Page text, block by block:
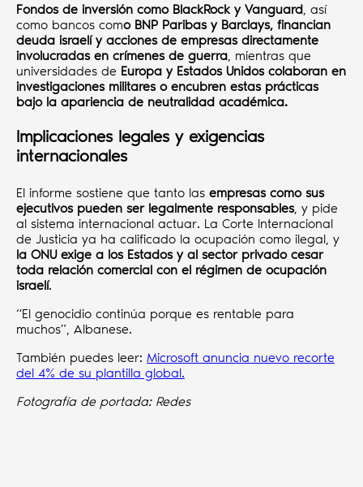
Fondos de inversión como BlackRock y Vanguard, así
como bancos como BNP Paribas y Barclays, financian
deuda israelí y acciones de empresas directamente
involucradas en crímenes de guerra, mientras que
universidades de Europa y Estados Unidos colaboran en
investigaciones militares o encubren estas prácticas
bajo la apariencia de neutralidad académica.
Implicaciones legales y exigencias
internacionales
El informe sostiene que tanto las empresas como sus
ejecutivos pueden ser legalmente responsables, y pide
al sistema internacional actuar. La Corte Internacional
de Justicia ya ha calificado la ocupación como ilegal, y
la ONU exige a los Estados y al sector privado cesar
toda relación comercial con el régimen de ocupación
israelí.
“El genocidio continúa porque es rentable para
muchos”, Albanese.
También puedes leer: Microsoft anuncia nuevo recorte
del 4% de su plantilla global.
Fotografía de portada: Redes